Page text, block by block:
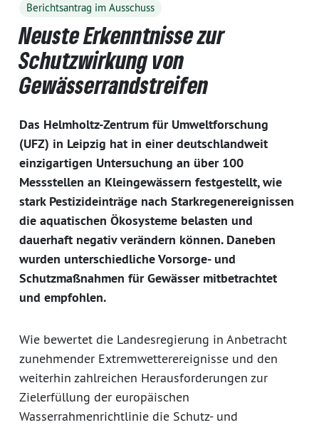
Berichtsantrag im Ausschuss
Neuste Erkenntnisse zur
Schutzwirkung von
Gewässerrandstreifen
Das Helmholtz-Zentrum für Umweltforschung
(UFZ) in Leipzig hat in einer deutschlandweit
einzigartigen Untersuchung an über 100
Messstellen an Kleingewässern festgestellt, wie
stark Pestizideinträge nach Starkregenereignissen
die aquatischen Ökosysteme belasten und
dauerhaft negativ verändern können. Daneben
wurden unterschiedliche Vorsorge- und
Schutzmaßnahmen für Gewässer mitbetrachtet
und empfohlen.
Wie bewertet die Landesregierung in Anbetracht
zunehmender Extremwetterereignisse und den
weiterhin zahlreichen Herausforderungen zur
Zielerfüllung der europäischen
Wasserrahmenrichtlinie die Schutz- und